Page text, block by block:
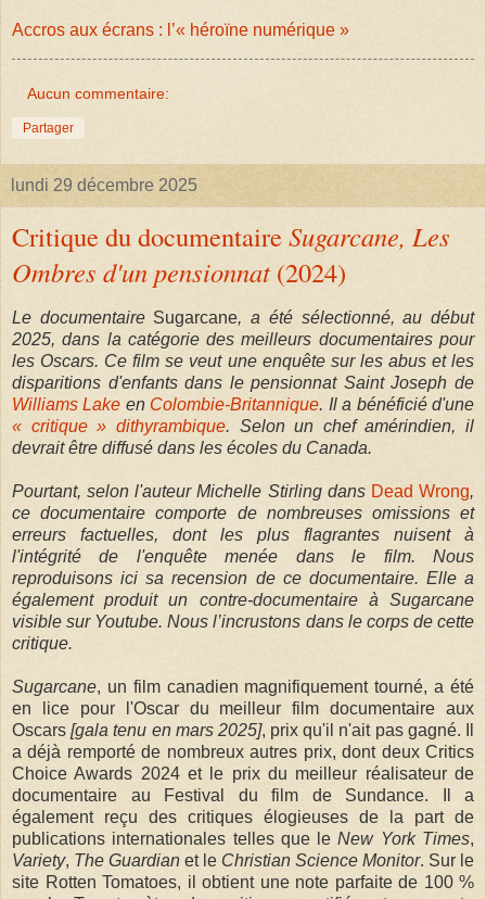
Accros aux écrans : l’« héroïne numérique »
Aucun commentaire:
Partager
lundi 29 décembre 2025
Critique du documentaireSugarcane, Les
Ombres d'un pensionnat(2024)
Le documentaire Sugarcane, a été sélectionné,au début
2025,dans la catégorie des meilleurs documentaires pour
les Oscars. Ce film se veut une enquête sur les abus et les
disparitions d'enfants dans le pensionnat Saint Joseph de
Williams Lake en Colombie-Britannique. Il a bénéficié d'une
« critique » dithyrambique. Selon un chef amérindien, il
devrait être diffusé dans les écoles du Canada.
Pourtant, selon l'auteur Michelle Stirling dans Dead Wrong,
ce documentaire comporte de nombreuses omissions et
erreurs factuelles, dont les plus flagrantes nuisent à
l'intégrité de l'enquête menée dans le film. Nous
reproduisons ici sa recension de ce documentaire. Elle a
également produit un contre-documentaire à Sugarcane
visible sur Youtube. Nous l’incrustons dans le corps de cette
critique.
Sugarcane, un film canadien magnifiquement tourné, a été
en lice pour l'Oscar du meilleur film documentaire aux
Oscars[gala tenu en mars 2025], prix qu'il n'ait pas gagné. Il
a déjà remporté de nombreux autres prix, dont deux Critics
Choice Awards 2024 et le prix du meilleur réalisateur de
documentaire au Festival du film de Sundance. Il a
également reçu des critiques élogieuses de la part de
publications internationales telles que leNew York Times,
Variety, The Guardian et le Christian Science Monitor. Sur le
site Rotten Tomatoes, il obtient une note parfaite de 100 %